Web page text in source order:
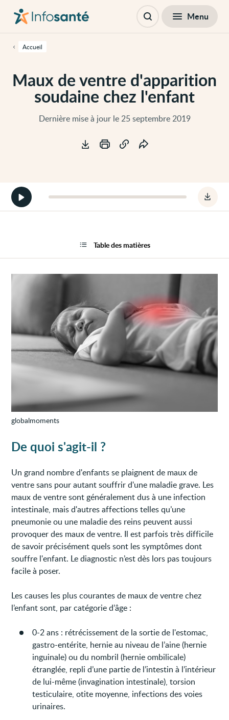
contenu
cette
navigation
Maux de ventre d'apparition
soudaine chez l'enfant
Dernière mise à jour le 25 septembre 2019
Accueil
principale
Ouvrir Menu
le
chez
Démarrer
la
version
globalmoments
De quoi s'agit-il ?
Un grand nombre d'enfants se plaignent de maux de
ventre sans pour autant souffrir d'une maladie grave. Les
maux de ventre sont généralement dus à une infection
intestinale, mais d'autres affections telles qu’une
pneumonie ou une maladie des reins peuvent aussi
provoquer des maux de ventre. Il est parfois très difficile
de savoir précisément quels sont les symptômes dont
souffre l'enfant. Le diagnostic n’est dès lors pas toujours
facile à poser.
Les causes les plus courantes de maux de ventre chez
l’enfant sont, par catégorie d’âge :
0-2 ans : rétrécissement de la sortie de l'estomac,
gastro-entérite, hernie au niveau de l’aine (hernie
inguinale) ou du nombril (hernie ombilicale)
étranglée, repli d’une partie de l’intestin à l’intérieur
de lui-même (invagination intestinale), torsion
testiculaire, otite moyenne, infections des voies
urinaires.
Table des matières
Table des matières Fermer